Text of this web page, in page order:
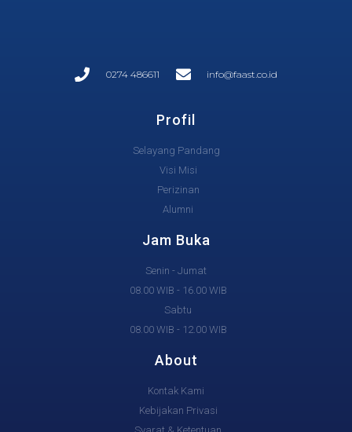
0274 486611 info@faast.co.id
Profil
Selayang Pandang
Visi Misi
Perizinan
Alumni
Jam Buka
Senin - Jumat
08.00 WIB - 16.00 WIB
Sabtu
08.00 WIB - 12.00 WIB
About
Kontak Kami
Kebijakan Privasi